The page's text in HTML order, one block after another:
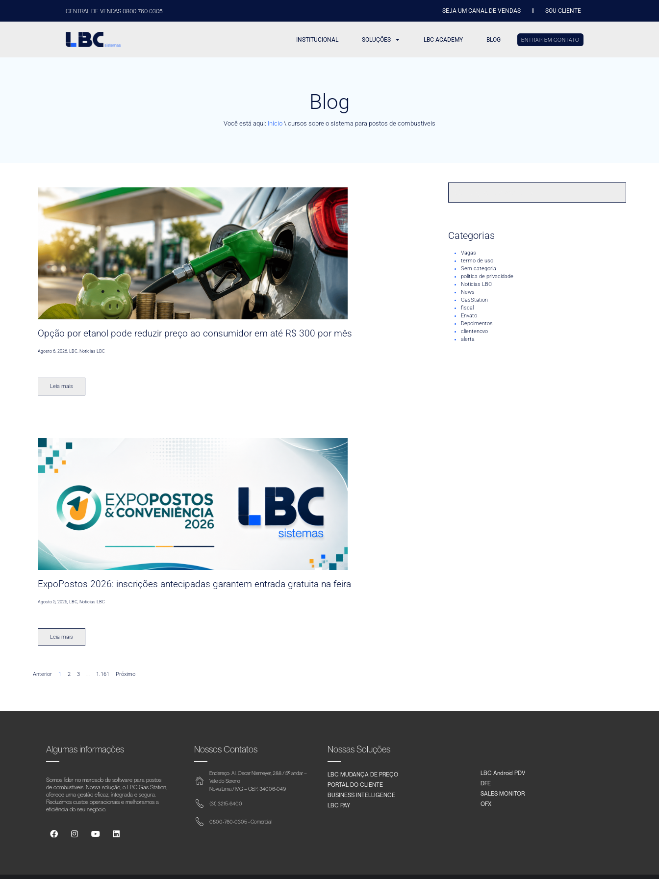
CENTRAL DE VENDAS 0800 760 0305 SEJA UM CANAL DE VENDAS SOU CLIENTE
INSTITUCIONAL SOLUÇÕES LBC ACADEMY BLOG ENTRAR EM CONTATO
Blog
Você está aqui: Início \ cursos sobre o sistema para postos de combustíveis
Opção por etanol pode reduzir preço ao consumidor em até R$ 300 por mês
Agosto 6, 2026,LBC,Noticias LBC
Leia mais
ExpoPostos 2026: inscrições antecipadas garantem entrada gratuita na feira
Agosto 5, 2026 ,LBC Noticias LBC
Leia mais
Anterior 1 2 3 … 1.161 Próximo
Categorias
Vagas
termo de uso
Sem categoria
politica de privacidade
Noticias LBC
News
GasStation
fiscal
Envato
Depoimentos
clientenovo
alerta
Algumas informações
Somos líder no mercado de software para postos
de combustíveis. Nossa solução, o LBC Gas Station,
oferece uma gestão eficaz, integrada e segura.
Reduzimos custos operacionais e melhoramos a
eficiência do seu negócio.
Nossos Contatos
Endereço: Al. Oscar Niemeyer, 288 / 5º andar –
Vale do Sereno
Nova Lima / MG – CEP: 34006-049
(31) 3215-6400
0800-760-0305 - Comercial
Nossas Soluções
LBC MUDANÇA DE PREÇO
PORTAL DO CLIENTE
BUSINESS INTELLIGENCE
LBC PAY
LBC Android PDV
DFE
SALES MONITOR
OFX